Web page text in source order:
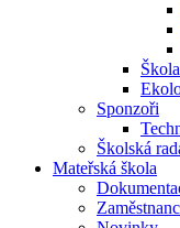
Sponzoři
Školská
Mateřská škola